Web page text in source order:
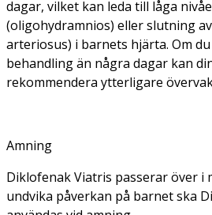
dagar, vilket kan leda till låga
(oligohydramnios) eller slutning
arteriosus) i barnets hjärta. Om
behandling än några dagar kan
rekommendera ytterligare
Amning
Diklofenak Viatris passerar över i
undvika påverkan på barnet ska